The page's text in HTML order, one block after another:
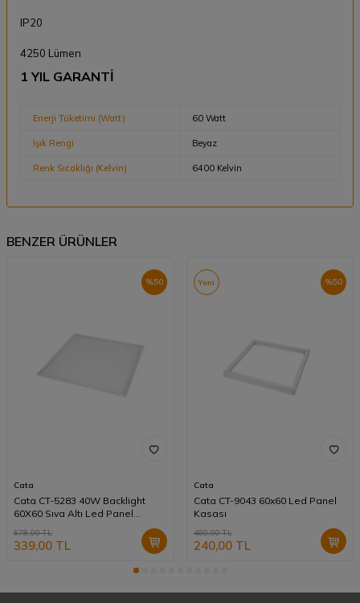
IP20
4250 Lümen
1 YIL GARANTİ
Enerji Tüketimi (Watt) 60 Watt
Işık Rengi Beyaz
Renk Sıcaklığı (Kelvin) 6400 Kelvin
BENZER ÜRÜNLER
%50
Cata
Cata CT-5283 40W Backlight
60X60 Sıva Altı Led Panel
678,00TL
339,00 TL
%50
Yeni
Cata
Cata CT-9043 60x60 Led Panel
Kasası
480,00TL
240,00TL